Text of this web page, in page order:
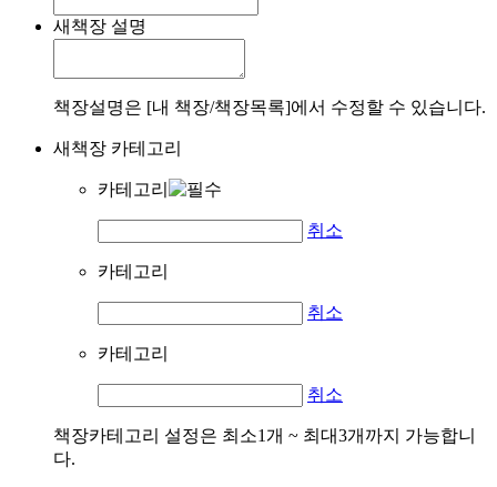
새책장 설명
책장설명은 [내 책장/책장목록]에서 수정할 수 있습니다.
새책장 카테고리
카테고리
취소
카테고리
취소
카테고리
취소
책장카테고리 설정은 최소1개 ~ 최대3개까지 가능합니
다.